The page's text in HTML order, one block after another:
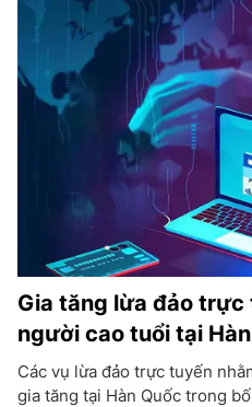
Gia tăng lừa đảo trực
người cao tuổi tại
Các vụ lừa đảo trực tuyến
gia tăng tại Hàn Quốc trong